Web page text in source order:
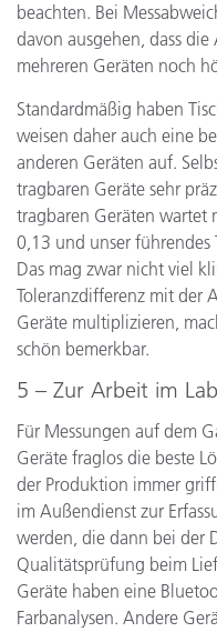
beachten. Bei
davon ausgehen, dass
mehreren Geräten noch
Standardmäßig haben
weisen daher auch eine
anderen Geräten auf.
tragbaren Geräte sehr
tragbaren Geräten wartet
0,13 und unser
Das mag zwar nicht viel
Toleranzdifferenz mit der
Geräte multiplizieren,
schön bemerkbar.
5 – Zur Arbeit im
Für Messungen auf dem
Geräte fraglos die beste
der Produktion immer
im Außendienst zur
werden, die dann bei der
Qualitätsprüfung beim
Geräte haben eine
Farbanalysen. Andere